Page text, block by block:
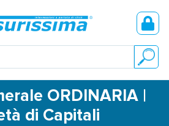
ORDINARIA |
di Capitali